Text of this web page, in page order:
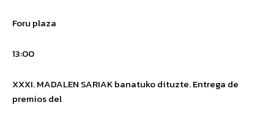
Foru plaza
13:00
XXXI. MADALEN SARIAKbanatuko dituzte.Entrega de
premios del